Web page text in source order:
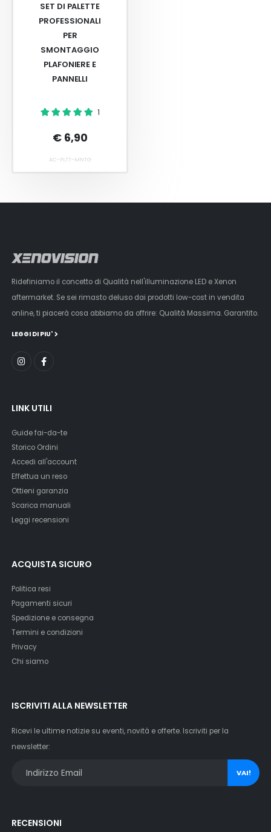
SET DI PALETTE
PROFESSIONALI
PER
SMONTAGGIO
PLAFONIERE E
PANNELLI
1
€ 6,90
AC-PLTT-MNTG
Ridefiniamo il concetto di Qualità nell'illuminazione LED e Xenon
aftermarket. Se sei rimasto deluso dai prodotti low-cost in vendita
online, ti piacerà cosa abbiamo da offrire: Qualità Massima. Garantito.
LEGGI DI PIU'
LINK UTILI
Guide fai-da-te
Storico Ordini
Accedi all'account
Effettua un reso
Ottieni garanzia
Scarica manuali
Leggi recensioni
ACQUISTA SICURO
Politica resi
Pagamenti sicuri
Spedizione e consegna
Termini e condizioni
Privacy
Chi siamo
ISCRIVITI ALLA NEWSLETTER
Ricevi le ultime notizie su eventi, novità e offerte. Iscriviti per la
newsletter:
VAI!
RECENSIONI